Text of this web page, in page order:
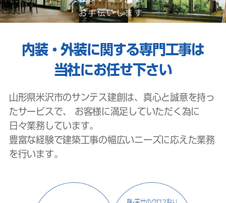
内装・外装に関する専門工事は
当社にお任せ下さい
山形県米沢市のサンテス建創は、真心と誠意を持っ
たサービスで、
お客様に満足していただく為に
日々業務しています。
豊富な経験で建築工事の幅広いニーズに応えた業務
を行います。